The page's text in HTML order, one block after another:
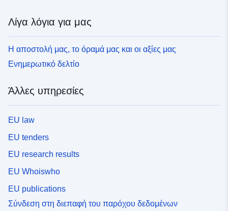
Λίγα λόγια για μας
Η αποστολή μας, το όραμά μας και οι αξίες μας
Ενημερωτικό δελτίο
Άλλες υπηρεσίες
EU law
EU tenders
EU research results
EU Whoiswho
EU publications
Σύνδεση στη διεπαφή του παρόχου δεδομένων